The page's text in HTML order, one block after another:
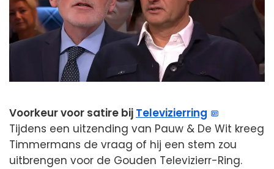
Voorkeur voor satire bij Televizierring
Tijdens een uitzending van Pauw & De Wit kreeg
Timmermans de vraag of hij een stem zou
uitbrengen voor de Gouden Televizierr-Ring.